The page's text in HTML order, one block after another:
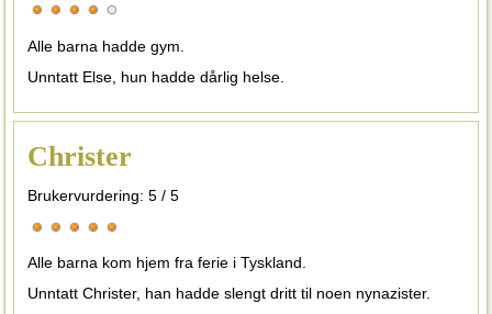
Alle barna hadde gym.
Unntatt Else, hun hadde dårlig helse.
Christer
Brukervurdering:5 /5
Alle barna kom hjem fra ferie i Tyskland.
Unntatt Christer, han hadde slengt dritt til noen nynazister.